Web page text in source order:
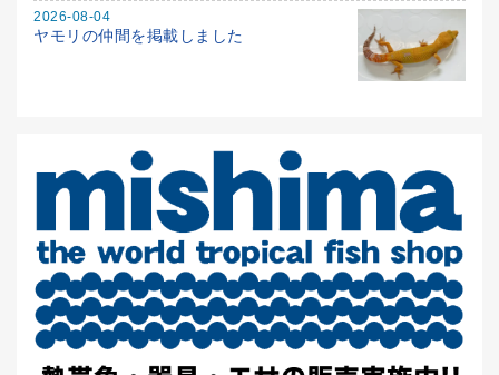
2026-08-04
ヤモリの仲間を掲載しました